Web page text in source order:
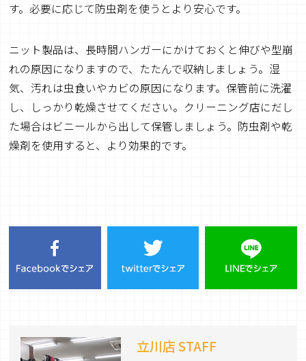
す。必要に応じて防虫剤を使うとより安心です。
ニット製品は、長時間ハンガーにかけておくと伸びや型崩
れの原因になりますので、たたんで収納しましょう。湿
気、汚れは虫食いやカビの原因になります。保管前に洗濯
し、しっかり乾燥させてください。クリーニング店にだし
た場合はビニールから出して保管しましょう。防虫剤や乾
燥剤を使用すると、より効果的です。
立川店 STAFF